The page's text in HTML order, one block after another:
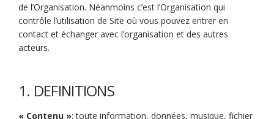
de l’Organisation. Néanmoins c’est l’Organisation qui
contrôle l’utilisation de Site où vous pouvez entrer en
contact et échanger avec l’organisation et des autres
acteurs.
1. DEFINITIONS
« Contenu »: toute information, données, musique, fichier